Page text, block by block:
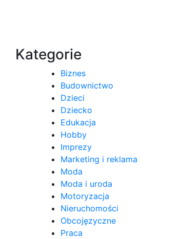
Kategorie
Biznes
Budownictwo
Dzieci
Dziecko
Edukacja
Hobby
Imprezy
Marketing i reklama
Moda
Moda i uroda
Motoryzacja
Nieruchomości
Obcojęzyczne
Praca